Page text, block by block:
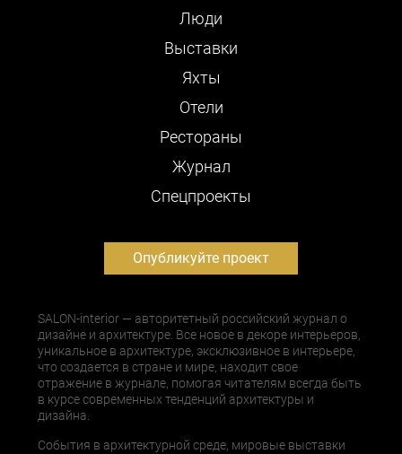
Люди
Выставки
Яхты
Отели
Рестораны
Журнал
Cпецпроекты
Опубликуйте проект
SALON-interior — авторитетный российский журнал о
дизайне и архитектуре. Все новое в декоре интерьеров,
уникальное в архитектуре, эксклюзивное в интерьере,
что создается в стране и мире, находит свое
отражение в журнале, помогая читателям всегда быть
в курсе современных тенденций архитектуры и
дизайна.
События в архитектурной среде, мировые выставки